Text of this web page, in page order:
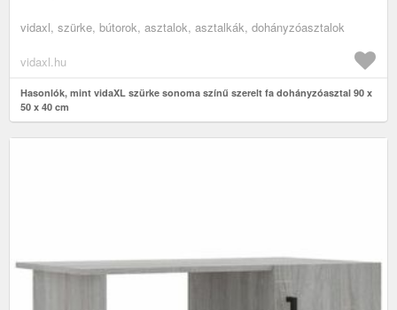
vidaxl, szürke, bútorok, asztalok, asztalkák, dohányzóasztalok
vidaxl.hu
Hasonlók, mint vidaXL szürke sonoma színű szerelt fa dohányzóasztal 90 x
50 x 40 cm